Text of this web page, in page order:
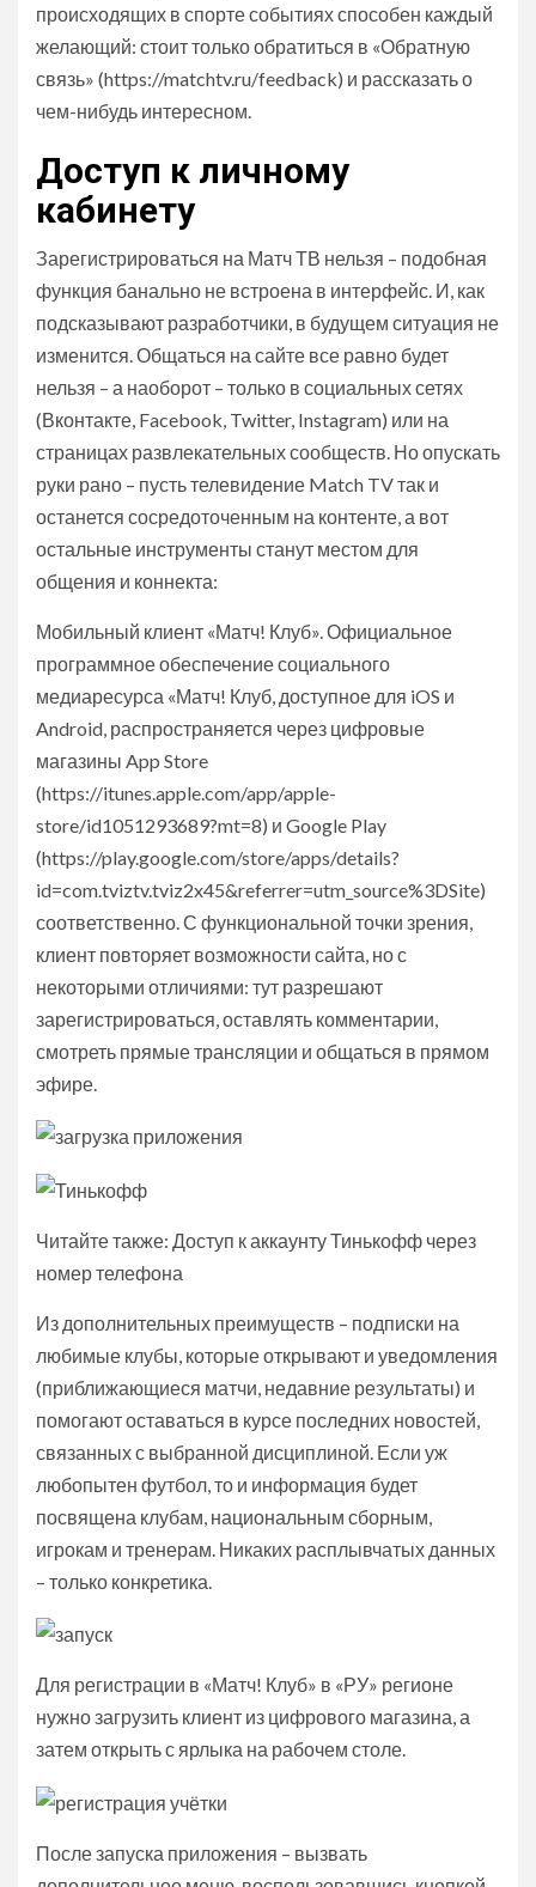
происходящих в спорте событиях способен каждый
желающий: стоит только обратиться в «Обратную
связь» (https://matchtv.ru/feedback) и рассказать о
чем-нибудь интересном.
Доступ к личному
кабинету
Зарегистрироваться на Матч ТВ нельзя – подобная
функция банально не встроена в интерфейс. И, как
подсказывают разработчики, в будущем ситуация не
изменится. Общаться на сайте все равно будет
нельзя – а наоборот – только в социальных сетях
(Вконтакте, Facebook, Twitter, Instagram) или на
страницах развлекательных сообществ. Но опускать
руки рано – пусть телевидение Match TV так и
останется сосредоточенным на контенте, а вот
остальные инструменты станут местом для
общения и коннекта:
Мобильный клиент «Матч! Клуб». Официальное
программное обеспечение социального
медиаресурса «Матч! Клуб, доступное для iOS и
Android, распространяется через цифровые
магазины App Store
(https://itunes.apple.com/app/apple-
store/id1051293689?mt=8) и Google Play
(https://play.google.com/store/apps/details?
id=com.tviztv.tviz2x45&referrer=utm_source%3DSite)
соответственно. С функциональной точки зрения,
клиент повторяет возможности сайта, но с
некоторыми отличиями: тут разрешают
зарегистрироваться, оставлять комментарии,
смотреть прямые трансляции и общаться в прямом
эфире.
Читайте также: Доступ к аккаунту Тинькофф через
номер телефона
Из дополнительных преимуществ – подписки на
любимые клубы, которые открывают и уведомления
(приближающиеся матчи, недавние результаты) и
помогают оставаться в курсе последних новостей,
связанных с выбранной дисциплиной. Если уж
любопытен футбол, то и информация будет
посвящена клубам, национальным сборным,
игрокам и тренерам. Никаких расплывчатых данных
– только конкретика.
Для регистрации в «Матч! Клуб» в «РУ» регионе
нужно загрузить клиент из цифрового магазина, а
затем открыть с ярлыка на рабочем столе.
После запуска приложения – вызвать